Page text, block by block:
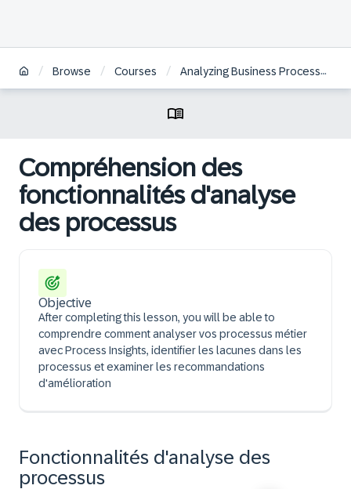
/ Browse / Courses / Analyzing Business Processes with SAP Signavio Solutions | FR
Compréhension des
fonctionnalités d'analyse
des processus
Objective
After completing this lesson, you will be able to
comprendre comment analyser vos processus métier
avec Process Insights, identifier les lacunes dans les
processus et examiner les recommandations
d'amélioration
Fonctionnalités d'analyse des
processus